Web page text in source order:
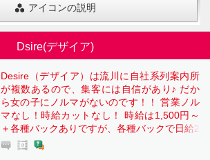
アイコンの説明
Dsire(デザイア)
Desire（デザイア）は流川に自社系列案内所
が複数あるので、集客には自信があり♪ だか
ら女の子にノルマがないのです！！ 営業ノル
マなし！時給カットなし！ 時給は1,500円～
＋各種バックありですが、各種バックで日給2
0,000円以上も可能です。 私服で勤務OKなの